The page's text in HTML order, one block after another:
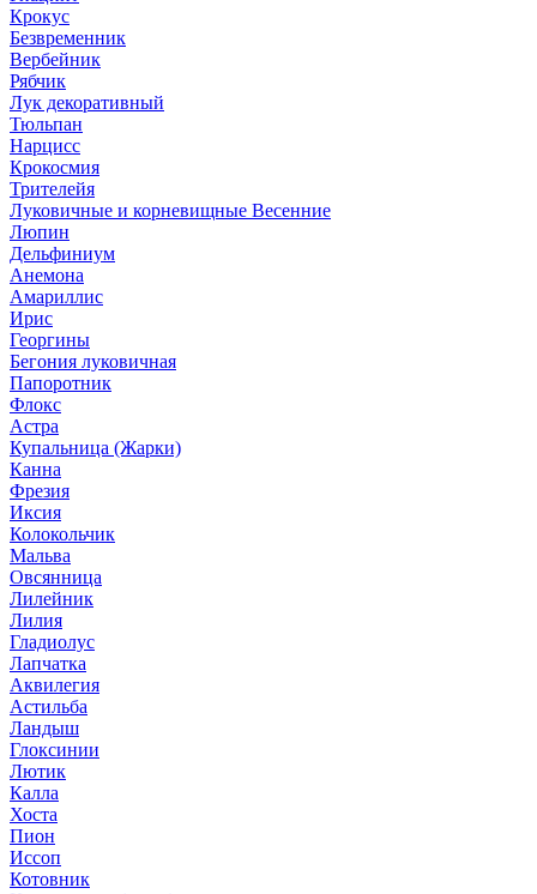
Крокус
Безвременник
Вербейник
Рябчик
Лук декоративный
Тюльпан
Нарцисс
Крокосмия
Трителейя
Луковичные и корневищные Весенние
Люпин
Дельфиниум
Анемона
Амариллис
Ирис
Георгины
Бегония луковичная
Папоротник
Флокс
Астра
Купальница (Жарки)
Канна
Фрезия
Иксия
Колокольчик
Мальва
Овсянница
Лилейник
Лилия
Гладиолус
Лапчатка
Аквилегия
Астильба
Ландыш
Глоксинии
Лютик
Калла
Хоста
Пион
Иссоп
Котовник